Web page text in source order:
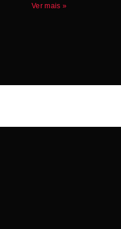
Ver mais »